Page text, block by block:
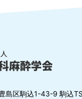
島区駒込1-43-9 駒込